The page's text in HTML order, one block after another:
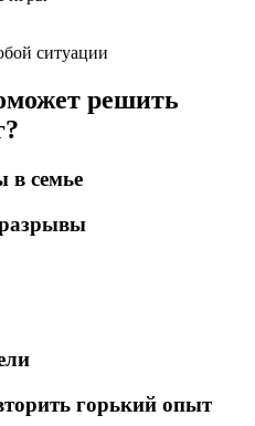
ситуации
решить
в семье
горький опыт